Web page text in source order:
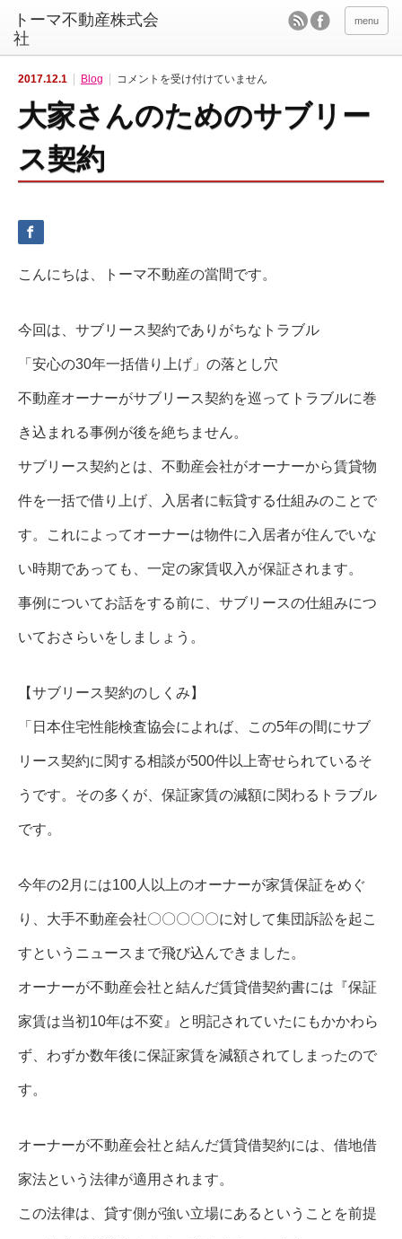
menu
2017.12.1 Blog
大
さ
ん
の
ブ
コメントを受け付けていません
大家さんのためのサブリー
ス契約
こんにちは、トーマ不動産の當間です。
今回は、サブリース契約でありがちなトラブル
「安心の30年一括借り上げ」の落とし穴
不動産オーナーがサブリース契約を巡ってトラブルに巻
き込まれる事例が後を絶ちません。
サブリース契約とは、不動産会社がオーナーから賃貸物
件を一括で借り上げ、入居者に転貸する仕組みのことで
す。これによってオーナーは物件に入居者が住んでいな
い時期であっても、一定の家賃収入が保証されます。
事例についてお話をする前に、サブリースの仕組みにつ
いておさらいをしましょう。
【サブリース契約のしくみ】
「日本住宅性能検査協会によれば、この5年の間にサブ
リース契約に関する相談が500件以上寄せられているそ
うです。その多くが、保証家賃の減額に関わるトラブル
です。
今年の2月には100人以上のオーナーが家賃保証をめぐ
り、大手不動産会社〇〇〇〇〇に対して集団訴訟を起こ
すというニュースまで飛び込んできました。
オーナーが不動産会社と結んだ賃貸借契約書には『保証
家賃は当初10年は不変』と明記されていたにもかかわら
ず、わずか数年後に保証家賃を減額されてしまったので
す。
オーナーが不動産会社と結んだ賃貸借契約には、借地借
家法という法律が適用されます。
この法律は、貸す側が強い立場にあるということを前提